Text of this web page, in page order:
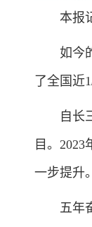
本报记
如今的“
了全国
自长三
目。
一步提升。
五年奋